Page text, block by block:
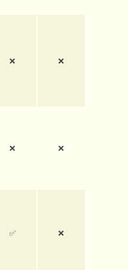
❌ ❌
❌ ❌
✅ ❌